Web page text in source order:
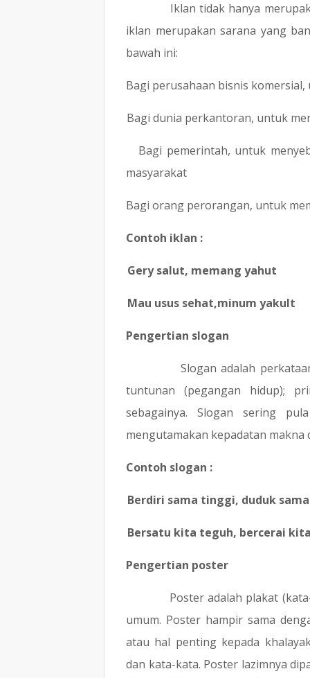
Iklan tidak hanya
iklan merupakan sarana yang
bawah ini:
Bagi perusahaan bisnis
Bagi dunia perkantoran, untuk
Bagi pemerintah, untuk
masyarakat
Bagi orang perorangan, untuk
Contoh iklan :
Gery salut, memang yahut
Mau usus sehat,minum yakult
Pengertian slogan
Slogan adalah
tuntunan (pegangan hidup);
sebagainya. Slogan sering
mengutamakan kepadatan makna
Contoh slogan :
Berdiri sama tinggi, duduk
Bersatu kita teguh, bercerai
Pengertian poster
Poster adalah plakat
umum. Poster hampir sama
atau hal penting kepada
dan kata-kata. Poster lazimnya